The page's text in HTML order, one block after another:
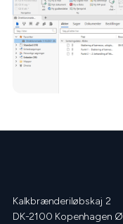
Kalkbrænderiløbskaj 2
DK-2100 Kopenhagen Ø